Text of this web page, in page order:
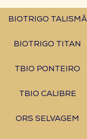
BIOTRIGO TALISMÃ
BIOTRIGO TITAN
TBIO PONTEIRO
TBIO CALIBRE
ORS SELVAGEM